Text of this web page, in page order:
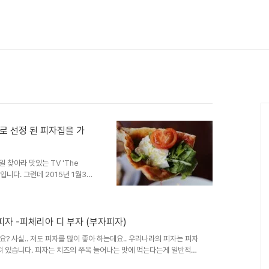
선정 된 피자집을 가
찾아라 맛있는 TV 'The
니다. 그런데 2015년 1월31
자 중 먼저 소개되었던 곳을
자 -피체리아 디 부자 (부자피자)
? 사실.. 저도 피자를 많이 좋아 하는데요.. 우리나라의 피자는 피자
습니다. 피자는 치즈의 쭈욱 늘어나는 맛에 먹는다는게 일반적인